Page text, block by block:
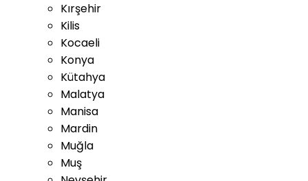
Kırşehir
Kilis
Kocaeli
Konya
Kütahya
Malatya
Manisa
Mardin
Muğla
Muş